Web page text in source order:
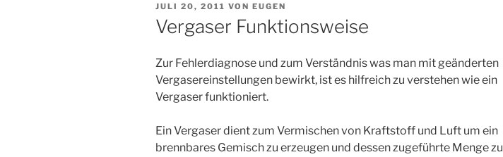
VERÖFFENTLICHT
AM
JULI 20, 2011 VON EUGEN
Vergaser Funktionsweise
Zur Fehlerdiagnose und zum Verständnis was man mit geänderten
Vergasereinstellungen bewirkt, ist es hilfreich zu verstehen wie ein
Vergaser funktioniert.
Ein Vergaser dient zum Vermischen von Kraftstoff und Luft um ein
brennbares Gemisch zu erzeugen und dessen zugeführte Menge zu